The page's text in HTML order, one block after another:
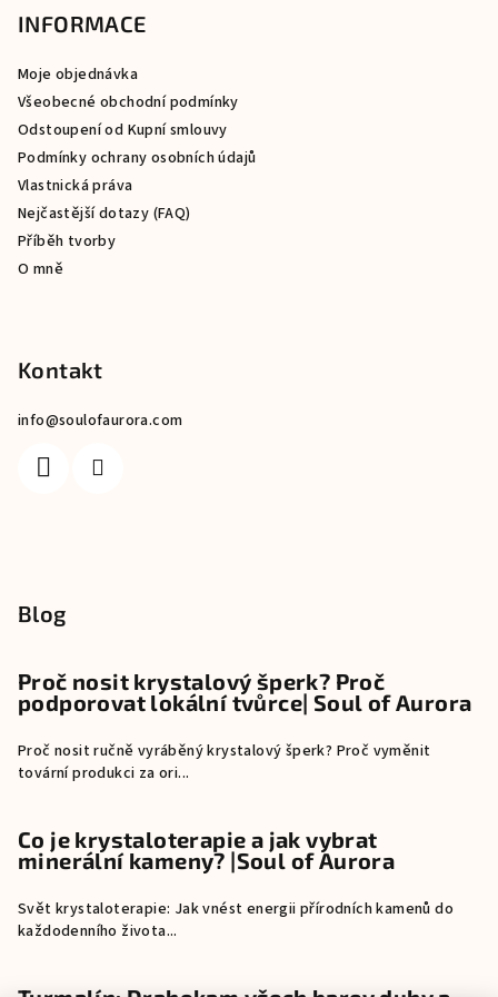
INFORMACE
Moje objednávka
Všeobecné obchodní podmínky
Odstoupení od Kupní smlouvy
Podmínky ochrany osobních údajů
Vlastnická práva
Nejčastější dotazy (FAQ)
Příběh tvorby
O mně
Kontakt
info@soulofaurora.com
Blog
Proč nosit krystalový šperk? Proč
podporovat lokální tvůrce| Soul of Aurora
Proč nosit ručně vyráběný krystalový šperk? Proč vyměnit
tovární produkci za ori...
Co je krystaloterapie a jak vybrat
minerální kameny? |Soul of Aurora
Svět krystaloterapie: Jak vnést energii přírodních kamenů do
každodenního života...